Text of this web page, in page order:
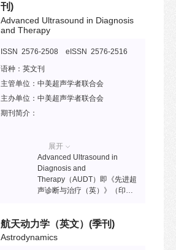
刊)
Advanced Ultrasound in Diagnosis
and Therapy
ISSN 2576-2508 eISSN 2576-2516
语种： 英文刊
主管单位： 中美超声学者联合会
主办单位： 中美超声学者联合会
期刊简介：
展开
Advanced Ultrasound in
Diagnosis and
Therapy（AUDT）即《先进超
声诊断与治疗（英）》（印刷
际化、开放获取的同行评审英
文期刊，专注于超声成像及其
航天动力学（英文） (季刊)
Astrodynamics